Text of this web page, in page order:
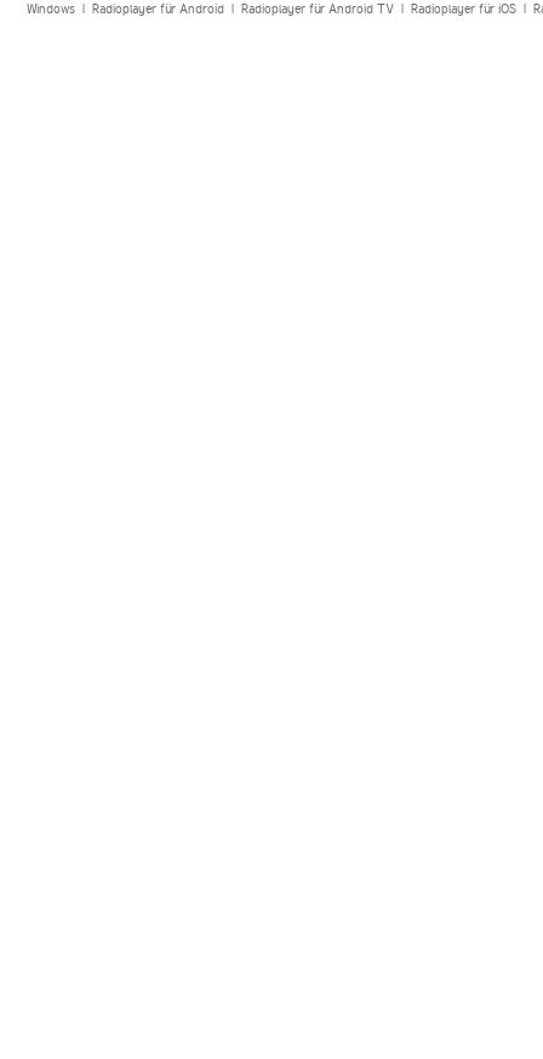
Windows| Radioplayer für Android| Radioplayer für Android TV| Radioplayer für iOS|